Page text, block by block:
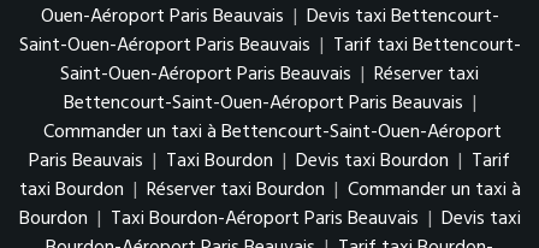
Ouen-Aéroport Paris Beauvais | Devis taxi Bettencourt-
Saint-Ouen-Aéroport Paris Beauvais | Tarif taxi Bettencourt-
Saint-Ouen-Aéroport Paris Beauvais | Réserver taxi
Bettencourt-Saint-Ouen-Aéroport Paris Beauvais |
Commander un taxi à Bettencourt-Saint-Ouen-Aéroport
Paris Beauvais | Taxi Bourdon | Devis taxi Bourdon | Tarif
taxi Bourdon | Réserver taxi Bourdon | Commander un taxi à
Bourdon | Taxi Bourdon-Aéroport Paris Beauvais | Devis taxi